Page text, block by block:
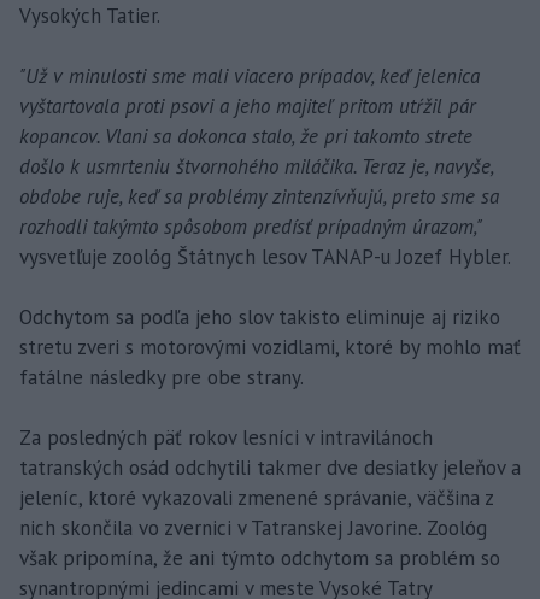
Vysokých Tatier.
"Už v minulosti sme mali viacero prípadov, keď jelenica
vyštartovala proti psovi a jeho majiteľ pritom utŕžil pár
kopancov. Vlani sa dokonca stalo, že pri takomto strete
došlo k usmrteniu štvornohého miláčika. Teraz je, navyše,
obdobe ruje, keď sa problémy zintenzívňujú, preto sme sa
rozhodli takýmto spôsobom predísť prípadným úrazom,"
vysvetľuje zoológ Štátnych lesov TANAP-u Jozef Hybler.
Odchytom sa podľa jeho slov takisto eliminuje aj riziko
stretu zveri s motorovými vozidlami, ktoré by mohlo mať
fatálne následky pre obe strany.
Za posledných päť rokov lesníci v intravilánoch
tatranských osád odchytili takmer dve desiatky jeleňov a
jeleníc, ktoré vykazovali zmenené správanie, väčšina z
nich skončila vo zvernici v Tatranskej Javorine. Zoológ
však pripomína, že ani týmto odchytom sa problém so
synantropnými jedincami v meste Vysoké Tatry